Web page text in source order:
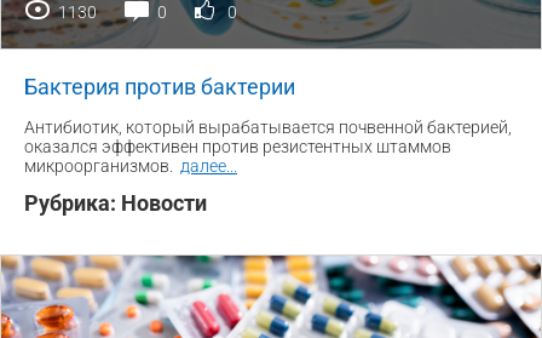
1130 0 0
Бактерия против бактерии
Антибиотик, который вырабатывается почвенной бактерией,
оказался эффективен против резистентных штаммов
микроорганизмов.
далее
Рубрика: Новости